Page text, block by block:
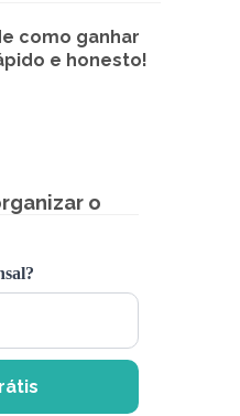
como ganhar
e honesto!
o